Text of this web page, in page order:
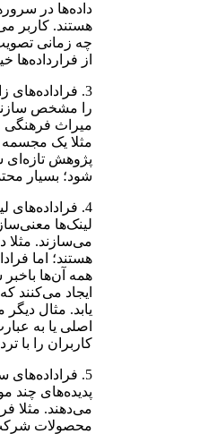
داده‌ها در
هستند. کاربر
چه زمانی
از
را مشخص
میراث فرهنگی
مثلا یک مجسمه
پژوهش تازه‌ای
شود؛ بسیار
لینک‌ها
می‌سازند.
هستند؛ اما
همه آن‌ها باخبر
ایجاد می‌کنند
یابد. مثال
اصلی یا به
کاربران را با
پدیده‌های چند
می‌دهند. مثلا
محصولات شرکت